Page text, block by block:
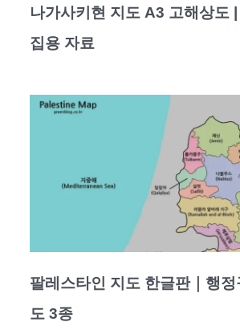
나가사키현 지도 A3 고해상도 |
집용 자료
팔레스타인 지도 한글판｜행정
도 3종